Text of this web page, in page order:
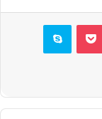
بوكيت سكايب